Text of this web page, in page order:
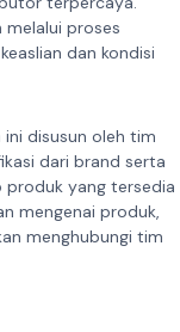
melalui proses
dan kondisi
disusun oleh tim
dari brand serta
produk yang tersedia
mengenai produk,
menghubungi tim